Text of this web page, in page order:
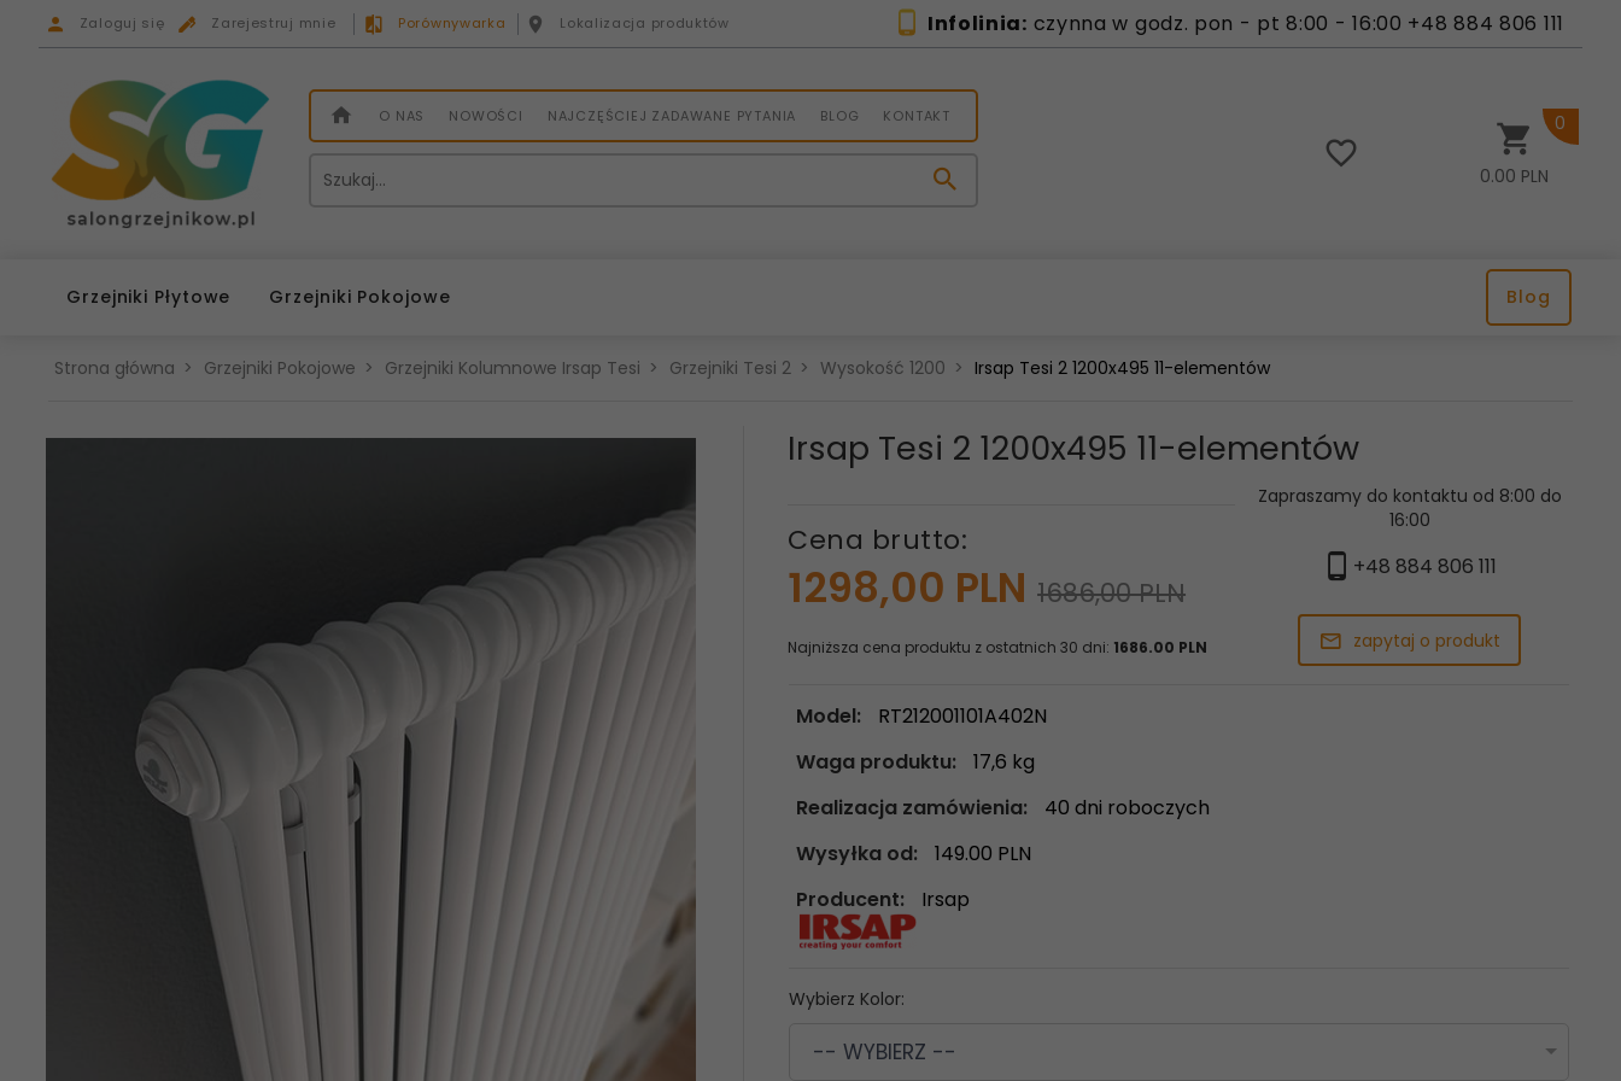
Zaloguj się Zarejestruj mnie Porównywarka Lokalizacja produktów Infolinia: czynna w godz. pon - pt 8:00 - 16:00 +48 884 806 111
O NAS NOWOŚCI NAJCZĘŚCIEJ ZADAWANE PYTANIA BLOG KONTAKT
0.00 PLN
0
Grzejniki Płytowe Grzejniki Pokojowe Blog
Strona główna Grzejniki Pokojowe Grzejniki Kolumnowe Irsap Tesi Grzejniki Tesi 2 Wysokość 1200 Irsap Tesi 2 1200x495 11-elementów
Irsap Tesi 2 1200x495 11-elementów
Cena brutto:
1298,00 PLN 1686,00 PLN
Najniższa cena produktu z ostatnich 30 dni: 1686.00 PLN
Zapraszamy do kontaktu od 8:00 do
16:00
+48 884 806 111
zapytaj o produkt
Model:
RT212001101A402N
Waga produktu:
17,6 kg
Realizacja zamówienia:
40 dni roboczych
Wysyłka od:
149.00 PLN
Producent:
Irsap
Wybierz Kolor:
-- WYBIERZ --